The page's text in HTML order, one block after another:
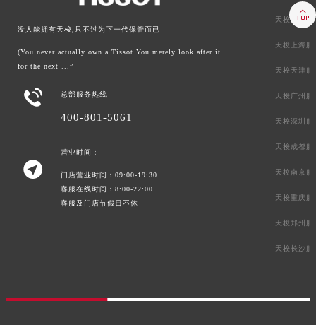
没人能拥有天梭,只不过为下一代保管而已
(You never actually own a Tissot.You merely look after it
for the next ...”
 总部服务热线
400-801-5061

营业时间：
门店营业时间：09:00-19:30
客服在线时间：8:00-22:00
客服及门店节假日不休
天梭北京服
天梭上海服
天梭天津服
天梭广州服
天梭深圳服
天梭成都服
天梭南京服
天梭重庆服
天梭郑州服
天梭长沙服
